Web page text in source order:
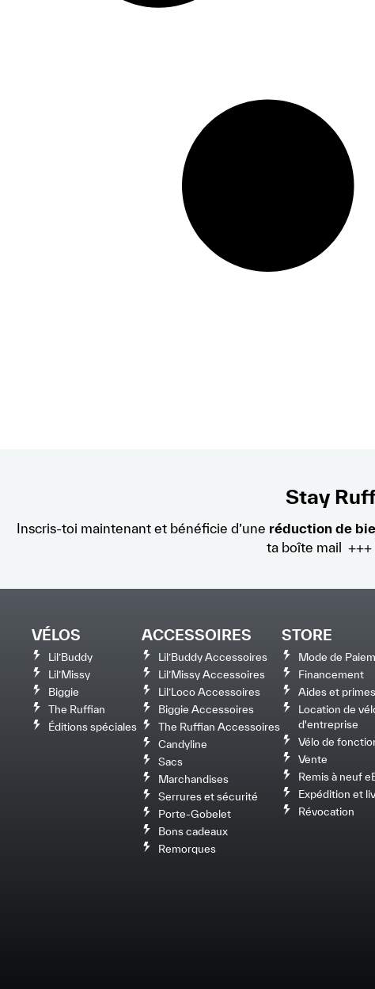
Stay
Inscris-toi maintenant et bénéficie d’une réduction de
ta boîte mail
VÉLOS
Lil’Buddy
Lil’Missy
Biggie
The Ruffian
Éditions spéciales
ACCESSOIRES
Lil’Buddy Accessoires
Lil’Missy Accessoires
Lil’Loco Accessoires
Biggie Accessoires
The Ruffian Accessoires
Candyline
Sacs
Marchandises
Serrures et sécurité
Porte-Gobelet
Bons cadeaux
Remorques
STORE
Mode de
Financement
Aides et primes
Location de
d'entreprise
Vélo de
Vente
Remis à neuf
Expédition et
Révocation